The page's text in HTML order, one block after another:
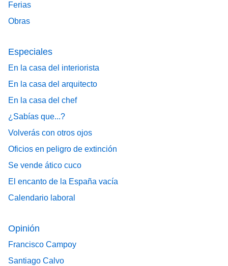
Ferias
Obras
Especiales
En la casa del interiorista
En la casa del arquitecto
En la casa del chef
¿Sabías que...?
Volverás con otros ojos
Oficios en peligro de extinción
Se vende ático cuco
El encanto de la España vacía
Calendario laboral
Opinión
Francisco Campoy
Santiago Calvo